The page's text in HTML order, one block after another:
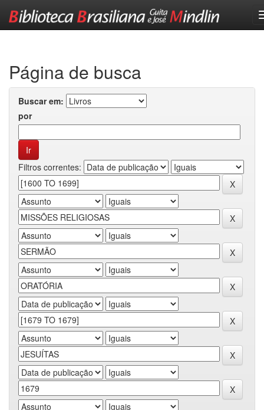
Página de busca
Buscar em:
por
Filtros correntes: